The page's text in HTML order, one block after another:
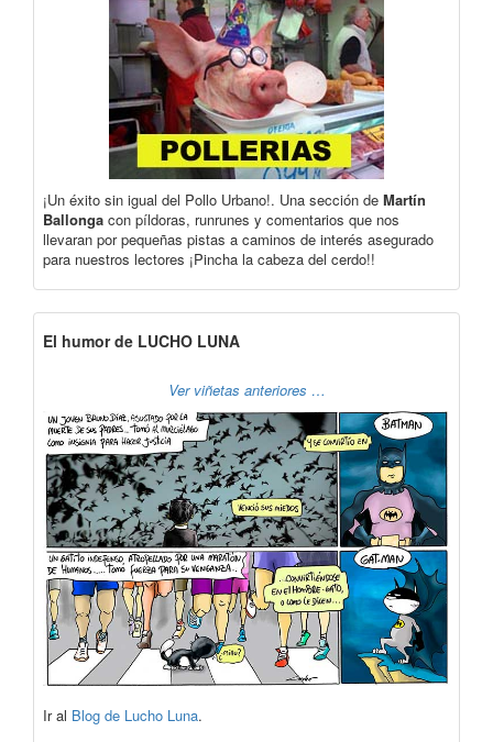
¡Un éxito sin igual del Pollo Urbano!. Una sección de Martín
Ballonga con píldoras, runrunes y comentarios que nos
llevaran por pequeñas pistas a caminos de interés asegurado
para nuestros lectores ¡Pincha la cabeza del cerdo!!
El humor de LUCHO LUNA
Ver viñetas anteriores …
Ir al Blog de Lucho Luna.